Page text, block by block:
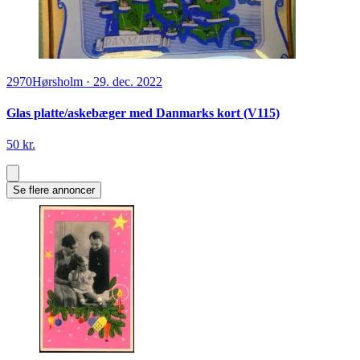
2970Hørsholm · 29. dec. 2022
Glas platte/askebæger med Danmarks kort (V115)
50 kr.
Se flere annoncer